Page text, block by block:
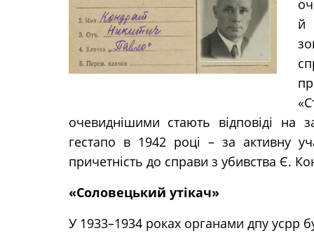
й
очевиднішими стають відповіді
гестапо в 1942 році – за активну
причетність до справи з убивства Є.
«Соловецький утікач»
У 1933–1934 роках органами дпу усрр